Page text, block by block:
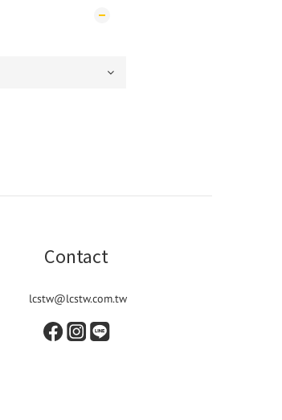
Contact
lcstw@lcstw.com.tw